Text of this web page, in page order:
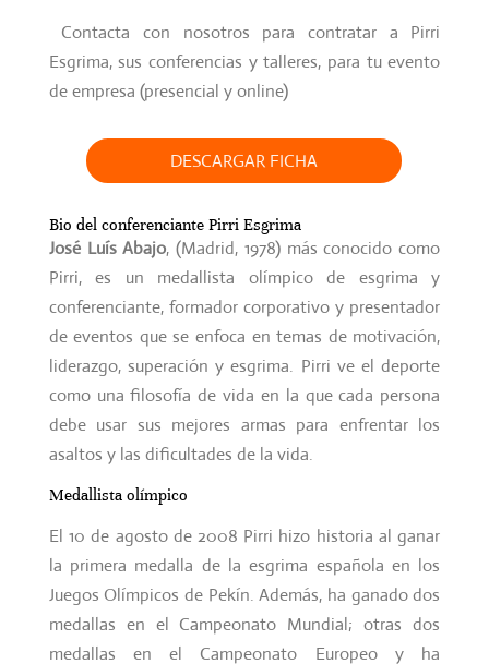
Contacta con nosotros para contratar a Pirri
Esgrima, sus conferencias y talleres, para tu evento
de empresa (presencial y online)
DESCARGAR FICHA
Bio del conferenciante Pirri Esgrima
José Luís Abajo, (Madrid, 1978) más conocido como
Pirri, es un medallista olímpico de esgrima y
conferenciante, formador corporativo y presentador
de eventos que se enfoca en temas de motivación,
liderazgo, superación y esgrima. Pirri ve el deporte
como una filosofía de vida en la que cada persona
debe usar sus mejores armas para enfrentar los
asaltos y las dificultades de la vida.
Medallista olímpico
El 10 de agosto de 2008 Pirri hizo historia al ganar
la primera medalla de la esgrima española en los
Juegos Olímpicos de Pekín. Además, ha ganado dos
medallas en el Campeonato Mundial; otras dos
medallas en el Campeonato Europeo y ha